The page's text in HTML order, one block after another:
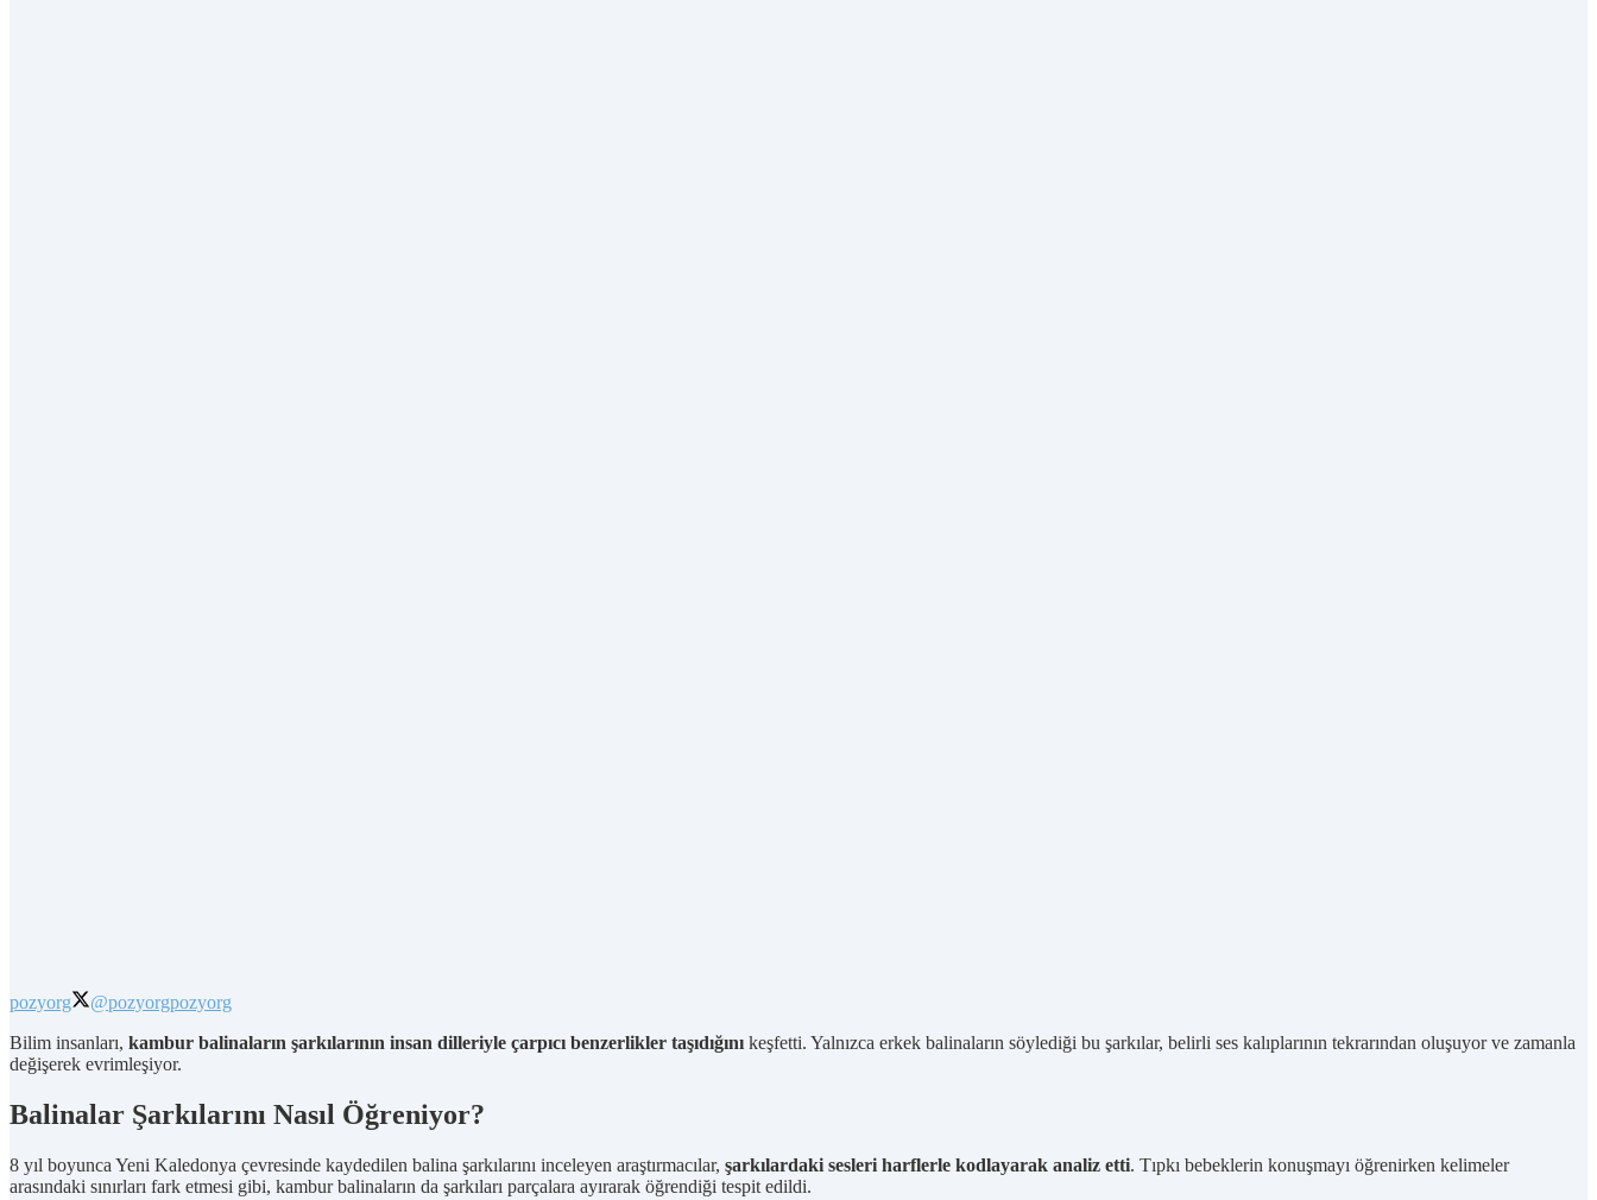
pozyorg @pozyorgpozyorg
Bilim insanları, kambur balinaların şarkılarının insan dilleriyle çarpıcı benzerlikler taşıdığını keşfetti. Yalnızca erkek balinaların söylediği bu şarkılar, belirli ses kalıplarının tekrarından oluşuyor ve zamanla
değişerek evrimleşiyor.
Balinalar Şarkılarını Nasıl Öğreniyor?
8 yıl boyunca Yeni Kaledonya çevresinde kaydedilen balina şarkılarını inceleyen araştırmacılar, şarkılardaki sesleri harflerle kodlayarak analiz etti. Tıpkı bebeklerin konuşmayı öğrenirken kelimeler
arasındaki sınırları fark etmesi gibi, kambur balinaların da şarkıları parçalara ayırarak öğrendiği tespit edildi.